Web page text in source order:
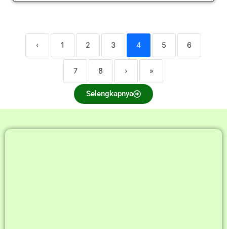
‹ 1 2 3 4 5 6
7 8 › »
Selengkapnya